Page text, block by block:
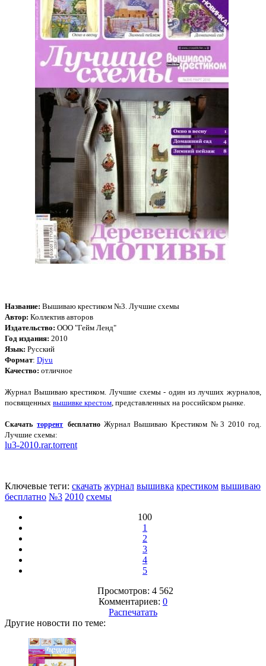
Название: Вышиваю крестиком №3. Лучшие схемы
Автор: Коллектив авторов
Издательство: ООО "Гейм Ленд"
Год издания: 2010
Язык: Русский
Формат: Djvu
Качество: отличное
Журнал Вышиваю крестиком. Лучшие схемы - один из лучших журналов,
посвященных вышивке крестом , представленных на российском рынке.
Скачатьторрент бесплатноЖурнал Вышиваю Крестиком №3 2010 год.
Лучшие схемы:
lu3-2010.rar.torrent
Ключевые теги: скачать журнал вышивка крестиком вышиваю
бесплатно №3 2010 схемы
100
1
2
3
4
5
Просмотров: 4 562
Комментариев: 0
Распечатать
Другие новости по теме: